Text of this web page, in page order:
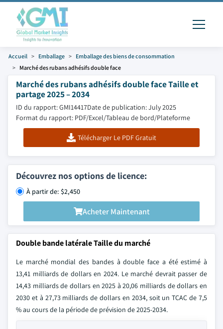
Accueil Emballage
Emballage des biens de consommation
Marché des rubans adhésifs double face
Marché des rubans adhésifs double face Taille et
partage 2025 – 2034
ID du rapport: GMI14417Date de publication: July 2025
Format du rapport: PDF/Excel/Tableau de bord/Plateforme
Télécharger Le PDF Gratuit
Découvrez nos options de licence:
À partir de: $2,450
Acheter Maintenant
Double bande latérale Taille du marché
Le marché mondial des bandes à double face a été estimé à
13,41 milliards de dollars en 2024. Le marché devrait passer de
14,43 milliards de dollars en 2025 à 20,06 milliards de dollars en
2030 et à 27,73 milliards de dollars en 2034, soit un TCAC de 7,5
% au cours de la période de prévision de 2025-2034.